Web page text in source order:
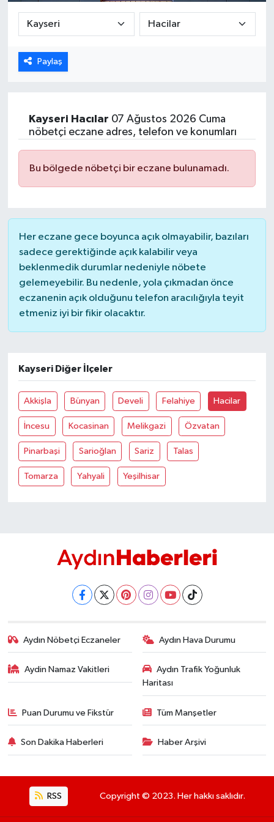
Paylaş
Kayseri Hacılar 07 Ağustos 2026 Cuma
nöbetçi eczane adres, telefon ve konumları
Bu bölgede nöbetçi bir eczane bulunamadı.
Her eczane gece boyunca açık olmayabilir, bazıları
sadece gerektiğinde açık kalabilir veya
beklenmedik durumlar nedeniyle nöbete
gelemeyebilir. Bu nedenle, yola çıkmadan önce
eczanenin açık olduğunu telefon aracılığıyla teyit
etmeniz iyi bir fikir olacaktır.
Kayseri Diğer İlçeler
Akkişla Bünyan Develi Felahiye Hacilar
İncesu Kocasinan Melikgazi Özvatan
Pinarbaşi Sarioğlan Sariz Talas
Tomarza Yahyali Yeşilhisar
Aydın Nöbetçi Eczaneler Aydın Hava Durumu
Aydin Namaz Vakitleri
Aydın Trafik Yoğunluk
Haritası
Puan Durumu ve Fikstür Tüm Manşetler
Son Dakika Haberleri Haber Arşivi
RSS Copyright © 2023. Her hakkı saklıdır.
DÜNYA
EGE
EKOLOJİ VE ÇEVRE
HABERDE İNSAN
KÜLTÜR SANAT
MAGAZİN
ÖZEL HABER
SAĞLIK
ŞİRKET HABERLERİ
SİYASET
SPOR
TEKNOLOJİ
YEREL
AYDIN
İZMİR
KÜTAHYA
MUĞLA